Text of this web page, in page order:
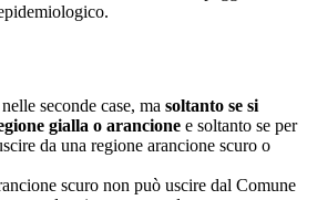
seconde case, ma soltanto se si
gialla o arancione e soltanto se per
da una regione arancione scuro o
scuro non può uscire dal Comune